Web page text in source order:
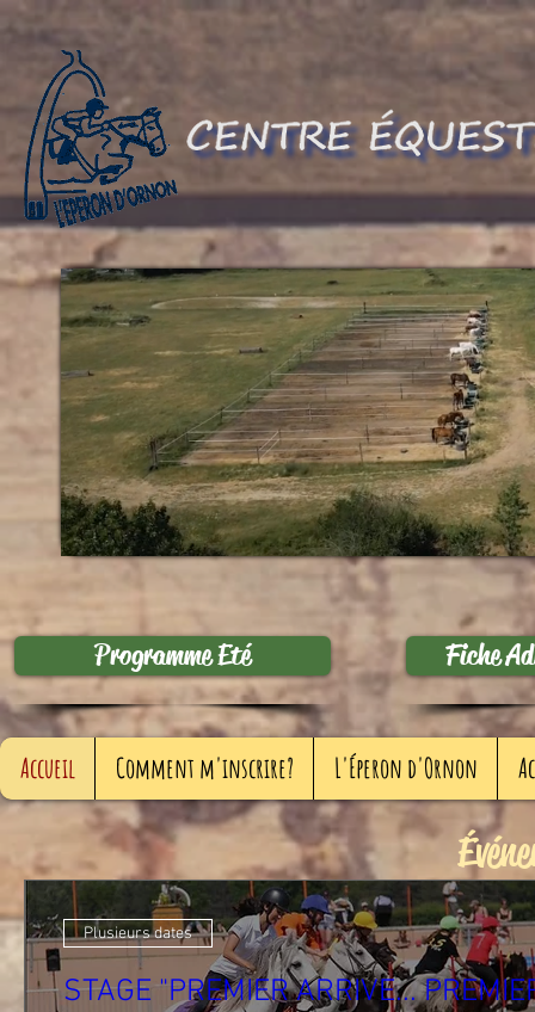
Programme Eté Fiche
Accueil Comment m'inscrire? L'Éperon d'Ornon
Plusieurs dates
STAGE "PREMIER ARRIVE...